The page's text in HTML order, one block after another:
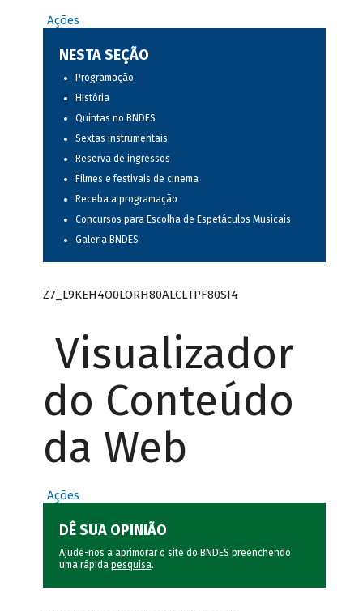
Ações
NESTA SEÇÃO
Programação
História
Quintas no BNDES
Sextas instrumentais
Reserva de ingressos
Filmes e festivais de cinema
Receba a programação
Concursos para Escolha de Espetáculos Musicais
Galeria BNDES
Z7_L9KEH4O0LORH80ALCLTPF80SI4
Visualizador
do Conteúdo
da Web
Ações
DÊ SUA OPINIÃO
Ajude-nos a aprimorar o site do BNDES preenchendo
uma rápida pesquisa.